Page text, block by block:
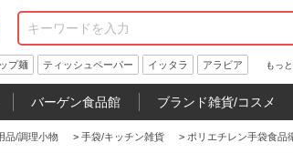
プ麺 ティッシュペーパー イッタラ アラビア もっ
バーゲン食品館 ブランド雑貨/コスメ
品/調理小物 > 手袋/キッチン雑貨 > ポリエチレン手袋食品